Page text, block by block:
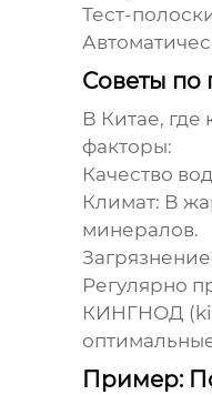
Тест-
Советы по
В Китае, где
факторы:
Качество
Климат: В
минералов.
Загрязнение
Регулярно
КИНГНОД (
Пример: